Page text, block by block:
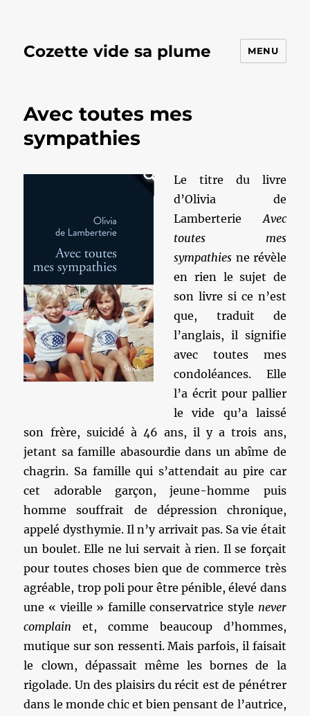
Cozette vide sa plume MENU
Avec toutes mes
sympathies
Le titre du livre
d’Olivia de
LamberterieAvec
toutes mes
sympathies ne révèle
en rien le sujet de
son livre si ce n’est
que, traduit de
l’anglais, il signifie
avec toutes mes
condoléances. Elle
l’a écrit pour pallier
le vide qu’a laissé
son frère, suicidé à 46 ans, il y a trois ans,
jetant sa famille abasourdie dans un abîme de
chagrin. Sa famille qui s’attendait au pire car
cet adorable garçon, jeune-homme puis
homme souffrait de dépression chronique,
appelé dysthymie. Il n’y arrivait pas. Sa vie était
un boulet. Elle ne lui servait à rien. Il se forçait
pour toutes choses bien que de commerce très
agréable, trop poli pour être pénible, élevé dans
une « vieille » famille conservatrice style never
complain et, comme beaucoup d’hommes,
mutique sur son ressenti. Mais parfois, il faisait
le clown, dépassait même les bornes de la
rigolade. Un des plaisirs du récit est de pénétrer
dans le monde chic et bien pensant de l’autrice,